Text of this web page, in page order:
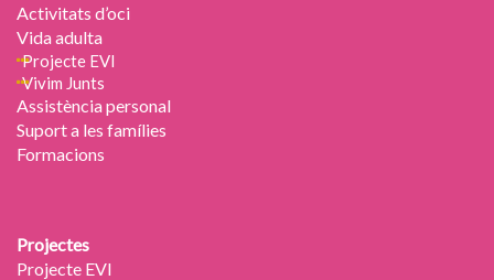
Activitats d’oci
Vida adulta
Projecte EVI
Vivim Junts
Assistència personal
Suport a les famílies
Formacions
Projectes
Projecte EVI